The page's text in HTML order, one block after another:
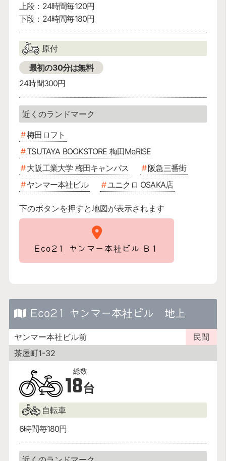
上段：24時間毎120円
下段：24時間毎180円
原付
最初の30分は無料
24時間300円
梅田ロフト
TSUTAYA BOOKSTORE 梅田MeRISE
大阪工業大学 梅田キャンパス
阪急三番街
ヤンマー本社ビル
ユニクロ OSAKA店
下のボタンを押すと地図が表示されます
Eco21 ヤンマー本社ビル B１
Eco21 ヤンマー本社ビル 地上
ヤンマー本社ビル前
民間
茶屋町1-32
18台
自転車
6時間毎180円